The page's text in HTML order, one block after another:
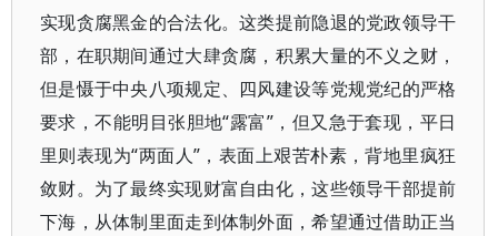
实现贪腐黑金的合法化。这类提前隐退的党政领导干
部，在职期间通过大肆贪腐，积累大量的不义之财，
但是慑于中央八项规定、四风建设等党规党纪的严格
要求，不能明目张胆地“露富”，但又急于套现，平日
里则表现为“两面人”，表面上艰苦朴素，背地里疯狂
敛财。为了最终实现财富自由化，这些领导干部提前
下海，从体制里面走到体制外面，希望通过借助正当